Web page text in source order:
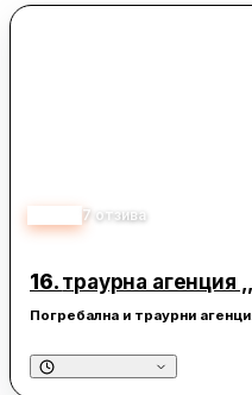
7 отзива
16. траурна
Погребална и траурни